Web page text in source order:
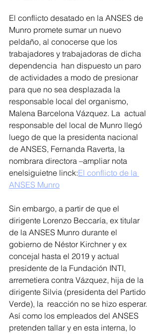
El conflicto desatado en la ANSES de
Munro promete sumar un nuevo
peldaño, al conocerse que los
trabajadores y trabajadoras de dicha
dependencia  han dispuesto un paro
de actividades a modo de presionar
para que no sea desplazada la
responsable local del organismo,
Malena Barcelona Vázquez. La  actual
responsable del local de Munro llegó
luego de que la presidenta nacional
de ANSES, Fernanda Raverta, la
nombrara directora –ampliar nota
enelsiguietne linck:El conflicto de la
ANSES Munro
Sin embargo, a partir de que el
dirigente Lorenzo Beccaría, ex titular
de la ANSES Munro durante el
gobierno de Néstor Kirchner y ex
concejal hasta el 2019 y actual
presidente de la Fundación INTI,
arremetiera contra Vázquez, hija de la
dirigente Silvia (presidenta del Partido
Verde), la  reacción no se hizo esperar.
Así como los empleados del ANSES
pretenden tallar y en esta interna, lo